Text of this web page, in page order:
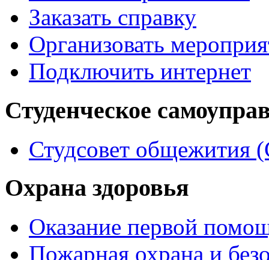
Заказать справку
Организовать
Подключить интернет
Студенческое
Студсовет общежития
Охрана здоровья
Оказание первой
Пожарная охрана и